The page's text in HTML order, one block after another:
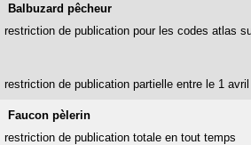
Balbuzard pêcheur
restriction de publication pour les codes atlas
restriction de publication partielle entre le 1
Faucon pèlerin
restriction de publication totale en tout temps